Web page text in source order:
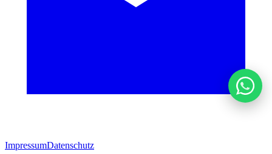
ImpressumDatenschutz